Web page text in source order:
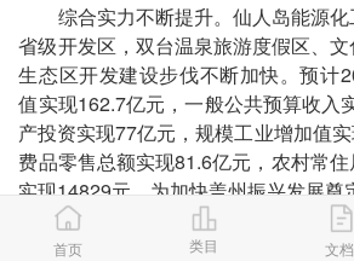
综合实力不断提升。仙人岛能源化
省级开发区，双台温泉旅游度假区、
生态区开发建设步伐不断加快。预计
值实现162.7亿元，一般公共预算收入
产投资实现77亿元，规模工业增加值
费品零售总额实现81.6亿元，农村常
实现14829元，为加快盖州振兴发展奠
三次产业协调发展。农业竞争力逐
首页 类目 文档